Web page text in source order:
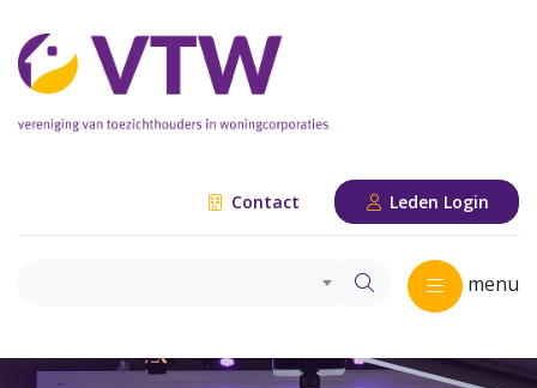
Contact Leden Login
menu